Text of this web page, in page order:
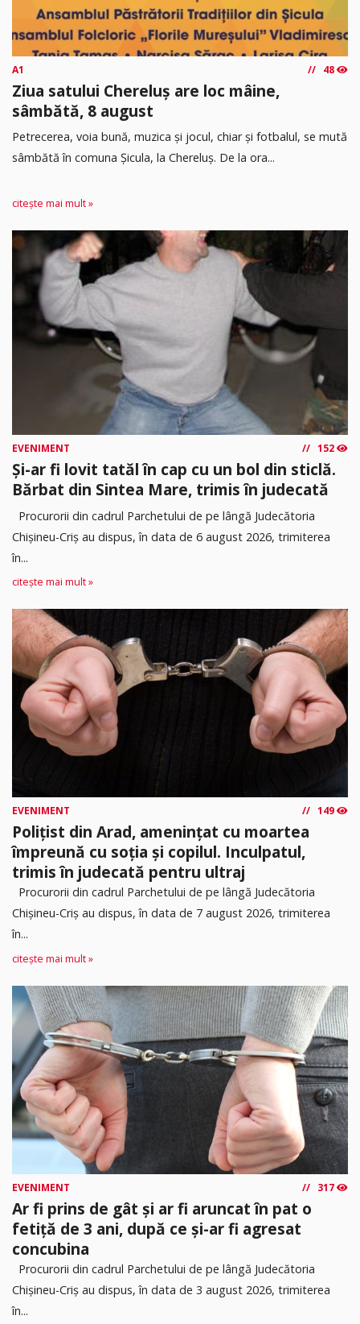
A1 48
Ziua satului Chereluș are loc mâine,
sâmbătă, 8 august
Petrecerea, voia bună, muzica și jocul, chiar și fotbalul, se mută
sâmbătă în comuna Șicula, la Chereluș. De la ora...
citește mai mult »
EVENIMENT 152
Și-ar fi lovit tatăl în cap cu un bol din sticlă.
Bărbat din Sintea Mare, trimis în judecată
Procurorii din cadrul Parchetului de pe lângă Judecătoria
Chișineu-Criș au dispus, în data de 6 august 2026, trimiterea
în...
citește mai mult »
EVENIMENT 149
Polițist din Arad, amenințat cu moartea
împreună cu soția și copilul. Inculpatul,
trimis în judecată pentru ultraj
Procurorii din cadrul Parchetului de pe lângă Judecătoria
Chișineu-Criș au dispus, în data de 7 august 2026, trimiterea
în...
citește mai mult »
EVENIMENT 317
Ar fi prins de gât și ar fi aruncat în pat o
fetiță de 3 ani, după ce și-ar fi agresat
concubina
Procurorii din cadrul Parchetului de pe lângă Judecătoria
Chișineu-Criș au dispus, în data de 3 august 2026, trimiterea
în...